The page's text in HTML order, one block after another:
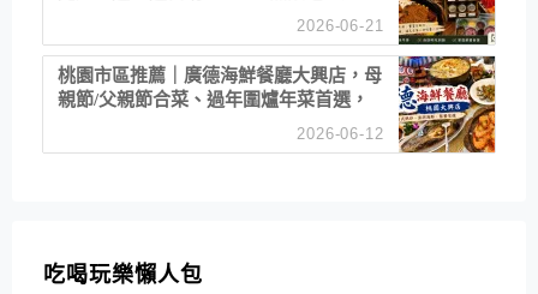
2026-06-21
桃園市區推薦｜廣德海鮮餐廳大興店，母
親節/父親節合菜、過年圍爐年菜首選，
2026-06-12
吃喝玩樂懶人包